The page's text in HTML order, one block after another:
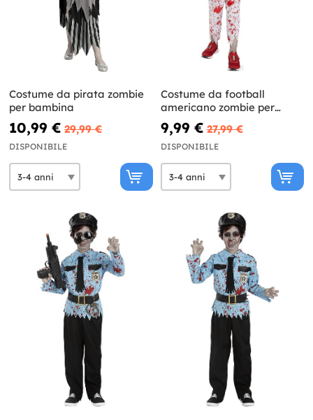
Costume da pirata zombie
per bambina
10,99 € 29,99 €
DISPONIBILE
Costume da football
americano zombie per
bambino
9,99 € 27,99 €
DISPONIBILE